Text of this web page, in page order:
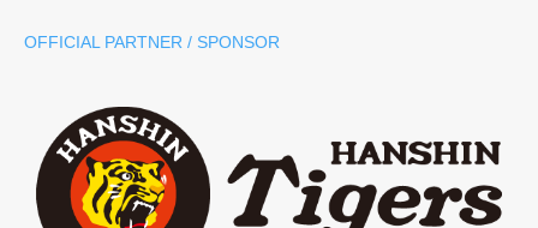
OFFICIAL PARTNER / SPONSOR